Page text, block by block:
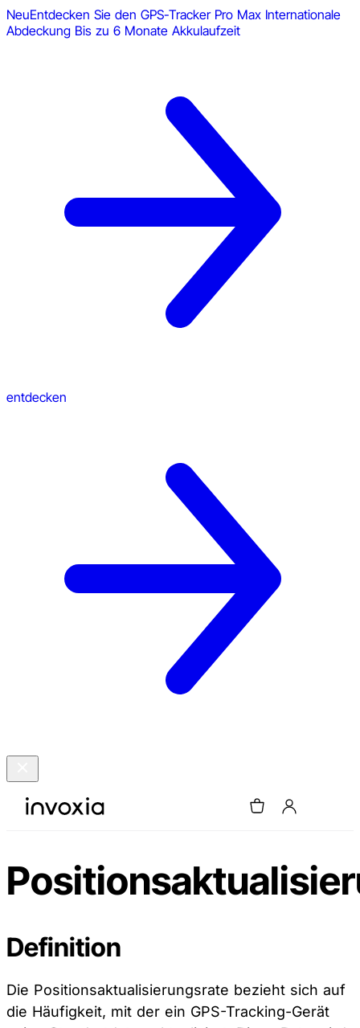
NeuEntdecken Sie den GPS-Tracker Pro Max Internationale
Abdeckung Bis zu 6 Monate Akkulaufzeit
entdecken
Definition
Die Positionsaktualisierungsrate bezieht sich auf
die Häufigkeit, mit der ein GPS-Tracking-Gerät